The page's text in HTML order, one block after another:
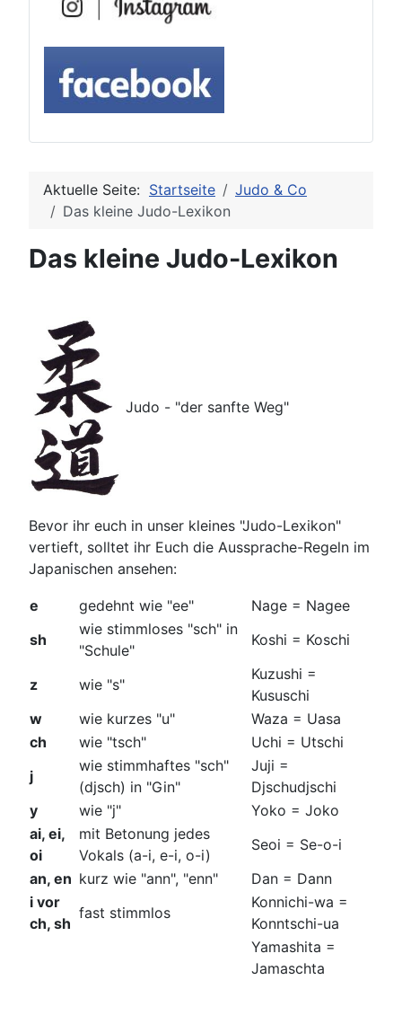
Aktuelle Seite: Startseite
Judo & Co
Das kleine Judo-Lexikon
Das kleine Judo-Lexikon
Judo - "der sanfte Weg"
Bevor ihr euch in unser kleines "Judo-Lexikon"
vertieft, solltet ihr Euch die Aussprache-Regeln im
Japanischen ansehen:
e gedehnt wie "ee"
Nage = Nagee
sh
wie stimmloses "sch" in
"Schule"
Koshi = Koschi
z wie "s"
Kuzushi =
Kususchi
w
wie kurzes "u"
Waza = Uasa
ch
wie "tsch"
Uchi = Utschi
j
wie stimmhaftes "sch"
(djsch) in "Gin"
Juji =
Djschudjschi
y
wie "j"
Yoko = Joko
ai, ei,
oi
mit Betonung jedes
Vokals (a-i, e-i, o-i)
Seoi = Se-o-i
an, en kurz wie "ann", "enn"
Dan = Dann
i vor
ch, sh
fast stimmlos
Konnichi-wa =
Konntschi-ua
Yamashita =
Jamaschta